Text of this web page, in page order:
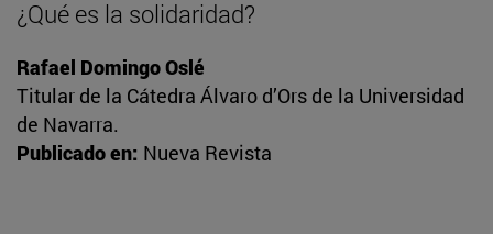
¿Qué es la solidaridad?
Rafael Domingo Oslé
Titular de la Cátedra Álvaro d’Ors de la Universidad
de Navarra.
Publicado en: Nueva Revista